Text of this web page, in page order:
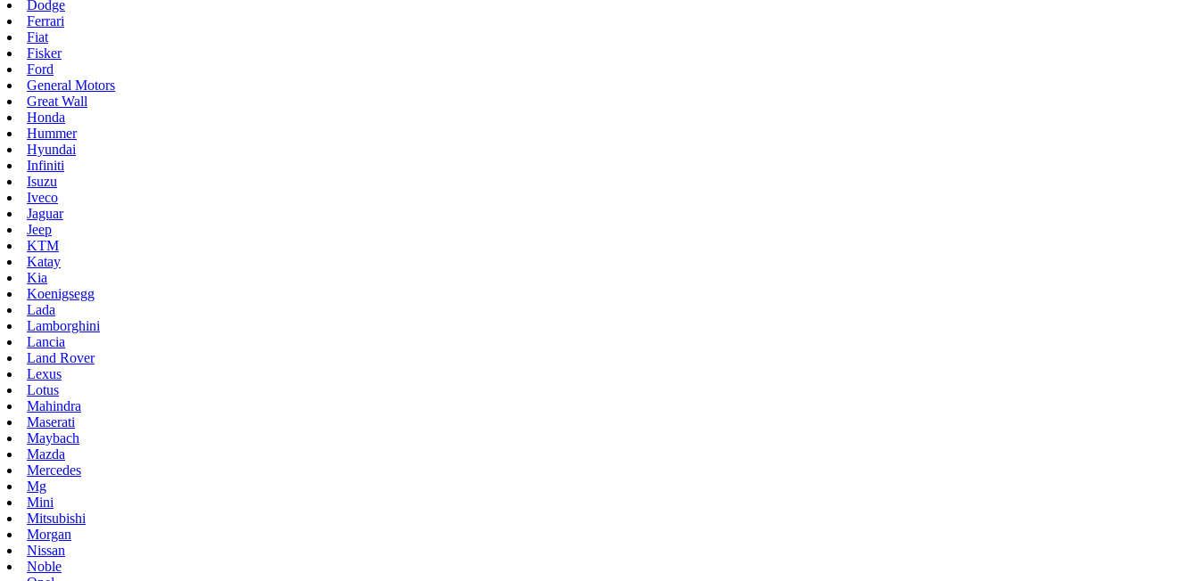
Dodge
Ferrari
Fiat
Fisker
Ford
General Motors
Great Wall
Honda
Hummer
Hyundai
Infiniti
Isuzu
Iveco
Jaguar
Jeep
KTM
Katay
Kia
Koenigsegg
Lada
Lamborghini
Lancia
Land Rover
Lexus
Lotus
Mahindra
Maserati
Maybach
Mazda
Mercedes
Mg
Mini
Mitsubishi
Morgan
Nissan
Noble